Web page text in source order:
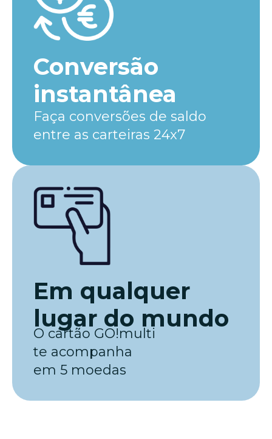
Conversão
instantânea
Faça conversões de saldo
entre as carteiras 24x7
Em qualquer
lugar do mundo
O cartão GO!multi
te acompanha
em 5 moedas